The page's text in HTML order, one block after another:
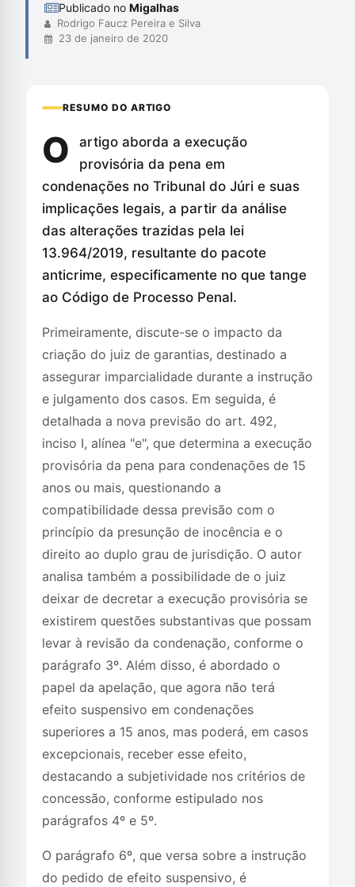
Publicado no Migalhas
Rodrigo Faucz Pereira e Silva
23 de janeiro de 2020
RESUMO DO ARTIGO
O
artigo aborda a execução
provisória da pena em
condenações no Tribunal do Júri e suas
implicações legais, a partir da análise
das alterações trazidas pela lei
13.964/2019, resultante do pacote
anticrime, especificamente no que tange
ao Código de Processo Penal.
Primeiramente, discute-se o impacto da
criação do juiz de garantias, destinado a
assegurar imparcialidade durante a instrução
e julgamento dos casos. Em seguida, é
detalhada a nova previsão do art. 492,
inciso I, alínea "e", que determina a execução
provisória da pena para condenações de 15
anos ou mais, questionando a
compatibilidade dessa previsão com o
princípio da presunção de inocência e o
direito ao duplo grau de jurisdição. O autor
analisa também a possibilidade de o juiz
deixar de decretar a execução provisória se
existirem questões substantivas que possam
levar à revisão da condenação, conforme o
parágrafo 3º. Além disso, é abordado o
papel da apelação, que agora não terá
efeito suspensivo em condenações
superiores a 15 anos, mas poderá, em casos
excepcionais, receber esse efeito,
destacando a subjetividade nos critérios de
concessão, conforme estipulado nos
parágrafos 4º e 5º.
O parágrafo 6º, que versa sobre a instrução
do pedido de efeito suspensivo, é